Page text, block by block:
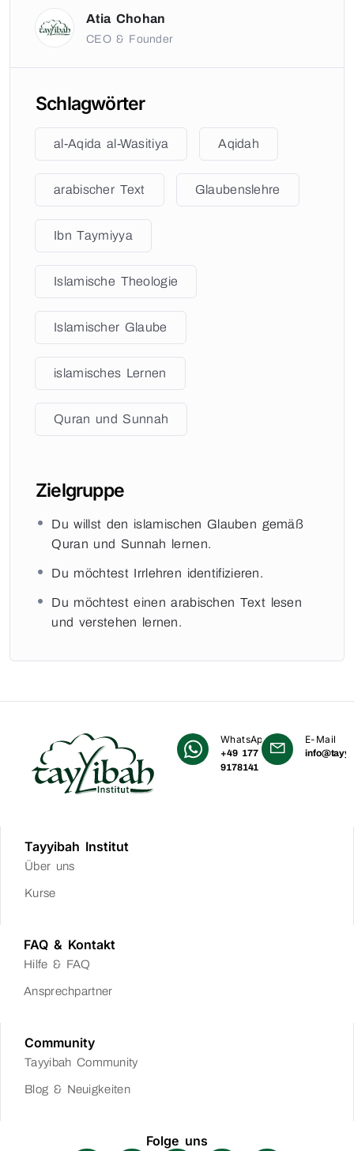
Atia Chohan
CEO & Founder
Schlagwörter
al-Aqida al-Wasitiya Aqidah
arabischer Text Glaubenslehre
Ibn Taymiyya
Islamische Theologie
Islamischer Glaube
islamisches Lernen
Quran und Sunnah
Zielgruppe
Du willst den islamischen Glauben gemäß
Quran und Sunnah lernen.
Du möchtest Irrlehren identifizieren.
Du möchtest einen arabischen Text lesen
und verstehen lernen.
WhatsApp
+49 177
9178141
E-Mail
Tayyibah Institut
Über uns
Kurse
FAQ & Kontakt
Hilfe & FAQ
Ansprechpartner
Community
Tayyibah Community
Blog & Neuigkeiten
Folge uns